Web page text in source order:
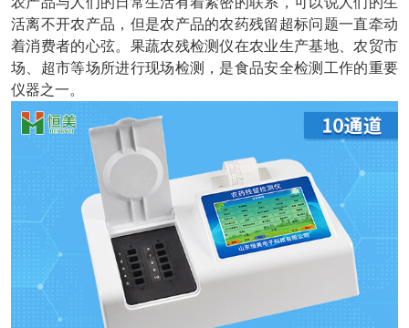
活离不开农产品，但是农产品的农药残留超标问题一直牵动
着消费者的心弦。果蔬农残检测仪在农业生产基地、农贸市
场、超市等场所进行现场检测，是食品安全检测工作的重要
仪器之一。